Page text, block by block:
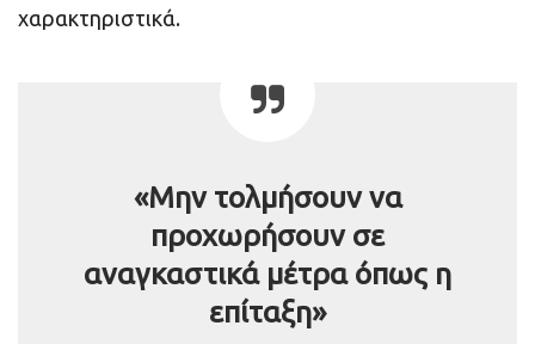
χαρακτηριστικά.
«Μην τολμήσουν να
προχωρήσουν σε
αναγκαστικά μέτρα όπως η
επίταξη»